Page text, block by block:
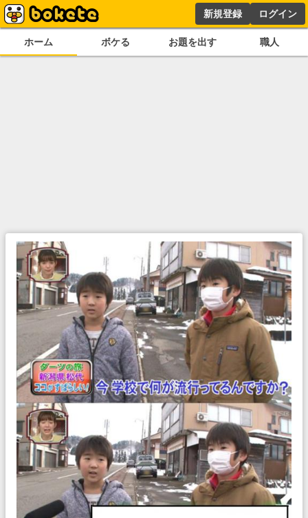
新規登録 ログイン
ホーム ボケる お題を出す 職人